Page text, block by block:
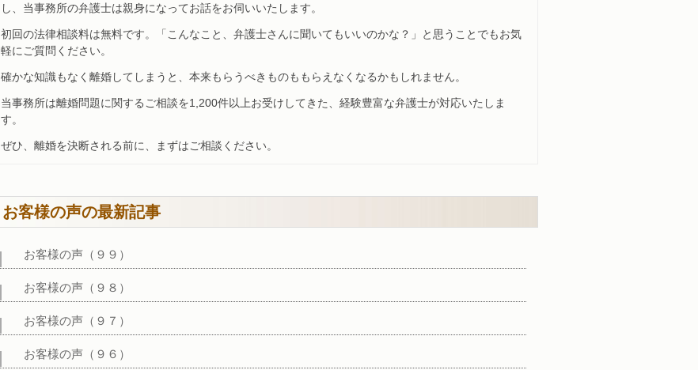
し、当事務所の弁護士は親身になってお話をお伺いいたします。
初回の法律相談料は無料です。「こんなこと、弁護士さんに聞いてもいいのかな？」と思うことでもお気
軽にご質問ください。
確かな知識もなく離婚してしまうと、本来もらうべきものももらえなくなるかもしれません。
当事務所は離婚問題に関するご相談を1,200件以上お受けしてきた、経験豊富な弁護士が対応いたしま
す。
ぜひ、離婚を決断される前に、まずはご相談ください。
お客様の声の最新記事
お客様の声（９９）
お客様の声（９８）
お客様の声（９７）
お客様の声（９６）